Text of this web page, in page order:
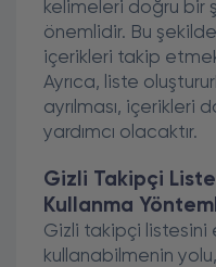
kelimeleri doğru bir
önemlidir. Bu
içerikleri takip
Ayrıca, liste
ayrılması, içerikleri
yardımcı olacaktır.
Gizli Takipçi
Kullanma
Gizli takipçi listesini
kullanabilmenin